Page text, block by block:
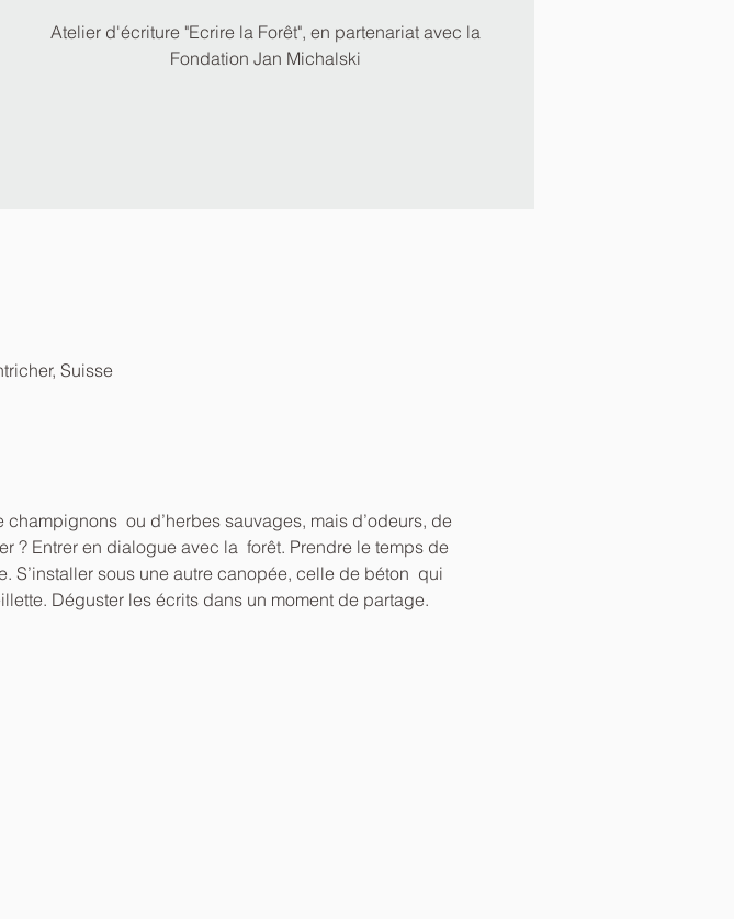
Atelier d'écriture "Ecrire la Forêt", en partenariat avec la
Fondation Jan Michalski
Suisse
ou d’herbes sauvages, mais d’odeurs, de
? Entrer en dialogue avec la  forêt. Prendre le temps de
S’installer sous une autre canopée, celle de béton  qui
Déguster les écrits dans un moment de partage.